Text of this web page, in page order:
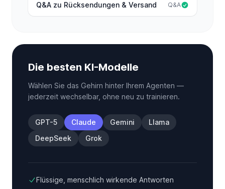
Q&A zu Rücksendungen & Versand Q&A
Die besten KI-Modelle
Wählen Sie das Gehirn hinter Ihrem Agenten —
jederzeit wechselbar, ohne neu zu trainieren.
GPT-5 Claude Gemini
Llama
DeepSeek
Grok
Flüssige, menschlich wirkende Antworten